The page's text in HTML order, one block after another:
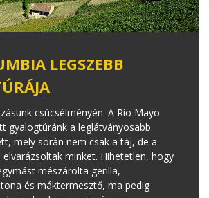
LEGSZEBB
csúcsélményén. A Rio Mayo
gyalogtúránk a leglátványosabb
mely során nem csak a táj, de a
elvarázsoltak minket. Hihetetlen, hogy
mészárolta gerilla,
és máktermesztő, ma pedig